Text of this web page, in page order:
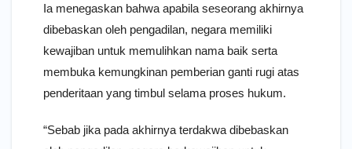
Ia menegaskan bahwa apabila seseorang akhirnya
dibebaskan oleh pengadilan, negara memiliki
kewajiban untuk memulihkan nama baik serta
membuka kemungkinan pemberian ganti rugi atas
penderitaan yang timbul selama proses hukum.
“Sebab jika pada akhirnya terdakwa dibebaskan